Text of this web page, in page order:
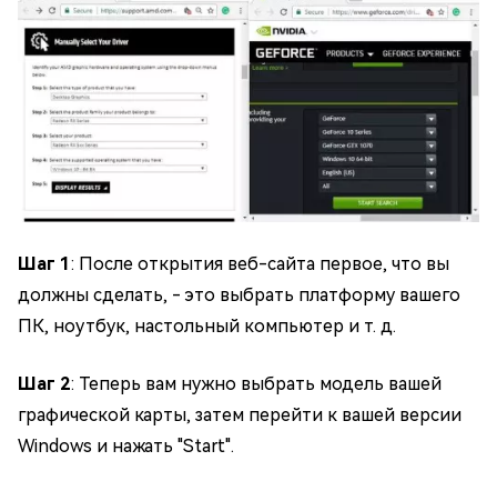
Шаг 1 : После открытия веб-сайта первое, что вы
должны сделать, - это выбрать платформу вашего
ПК, ноутбук, настольный компьютер и т. д.
Шаг 2: Теперь вам нужно выбрать модель вашей
графической карты, затем перейти к вашей версии
Windows и нажать "Start".